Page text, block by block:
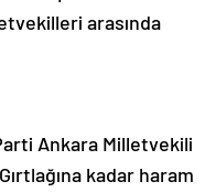
arasında
Ankara Milletvekili
kadar haram